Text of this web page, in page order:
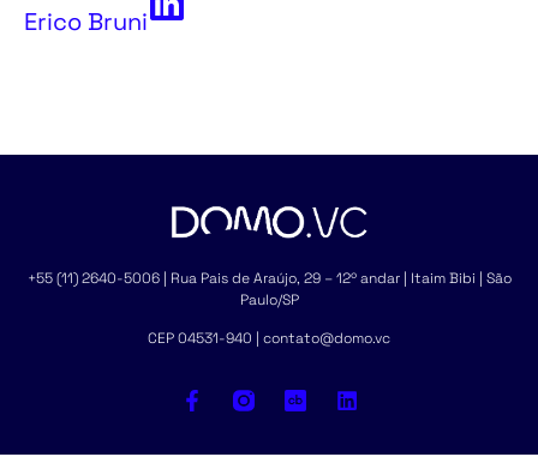
Erico Bruni
+55 (11) 2640-5006 | Rua Pais de Araújo, 29 – 12º andar | Itaim Bibi | São
Paulo/SP
CEP 04531-940 | contato@domo.vc